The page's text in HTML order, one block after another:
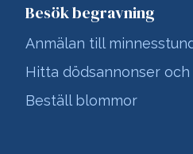
Besök begravning
Anmälan till
Hitta dödsannonser
Beställ blommor